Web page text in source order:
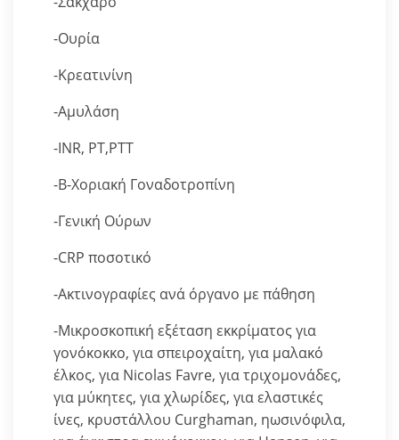
-Ουρία
-Κρεατινίνη
-Αμυλάση
-INR, PT,PTT
-Β-Χοριακή Γοναδοτροπίνη
-Γενική Ούρων
-CRP ποσοτικό
-Ακτινογραφίες ανά όργανο με πάθηση
-Μικροσκοπική εξέταση εκκρίματος για
γονόκοκκο, για σπειροχαίτη, για μαλακό
έλκος, για Nicolas Favre, για τριχομονάδες,
για μύκητες, για χλωρίδες, για ελαστικές
ίνες, κρυστάλλου Curghaman, ηωσινόφιλα,